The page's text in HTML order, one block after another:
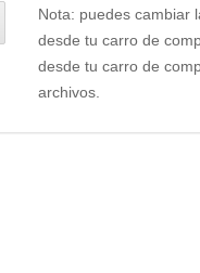
Nota: puedes cambiar
desde tu carro de
desde tu carro de
archivos.